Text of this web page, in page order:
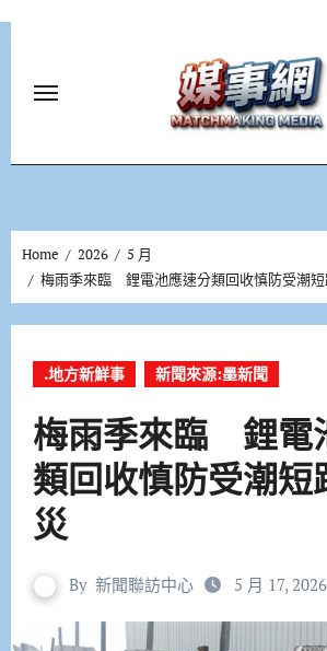
Home 2026
5 月
梅雨季來臨 鋰電池應速分類回收慎防受潮短
.地方新鮮事 新聞來源:墨新聞
梅雨季來臨 鋰電
類回收慎防受潮短
災
By 新聞聯訪中心 5 月 17, 2026